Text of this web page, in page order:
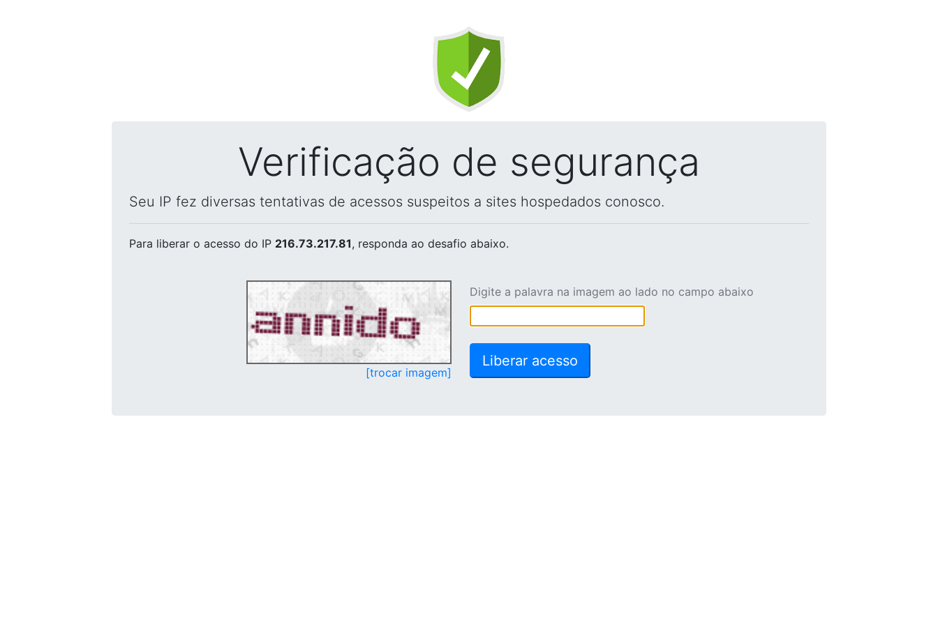
Verificação de segurança
Seu IP fez diversas tentativas de acessos suspeitos a sites hospedados conosco.
Para liberar o acesso do IP 216.73.217.81, responda ao desafio abaixo.
[trocar imagem]
Digite a palavra na imagem ao lado no campo abaixo